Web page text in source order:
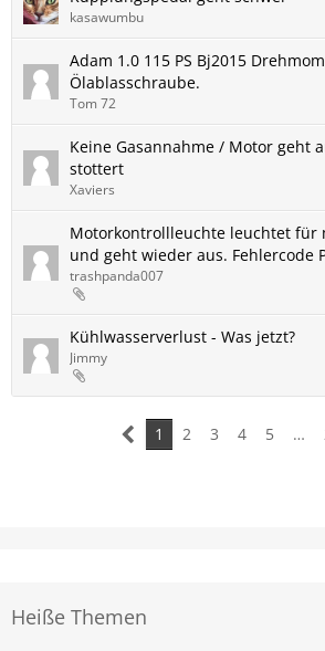
kasawumbu
Adam 1.0 115 PS Bj2015
Ölablasschraube.
Tom 72
Keine Gasannahme / Motor geht
stottert
Xaviers
Motorkontrollleuchte leuchtet für
und geht wieder aus. Fehlercode
trashpanda007
Kühlwasserverlust - Was jetzt?
Jimmy
1 2 3 4 5 …
Heiße Themen